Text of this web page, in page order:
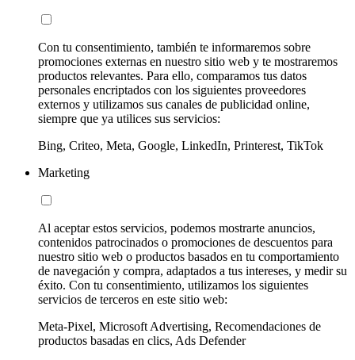
Con tu consentimiento, también te informaremos sobre
promociones externas en nuestro sitio web y te mostraremos
productos relevantes. Para ello, comparamos tus datos
personales encriptados con los siguientes proveedores
externos y utilizamos sus canales de publicidad online,
siempre que ya utilices sus servicios:
Bing, Criteo, Meta, Google, LinkedIn, Printerest, TikTok
Marketing
Al aceptar estos servicios, podemos mostrarte anuncios,
contenidos patrocinados o promociones de descuentos para
nuestro sitio web o productos basados en tu comportamiento
de navegación y compra, adaptados a tus intereses, y medir su
éxito. Con tu consentimiento, utilizamos los siguientes
servicios de terceros en este sitio web:
Meta-Pixel, Microsoft Advertising, Recomendaciones de
productos basadas en clics, Ads Defender